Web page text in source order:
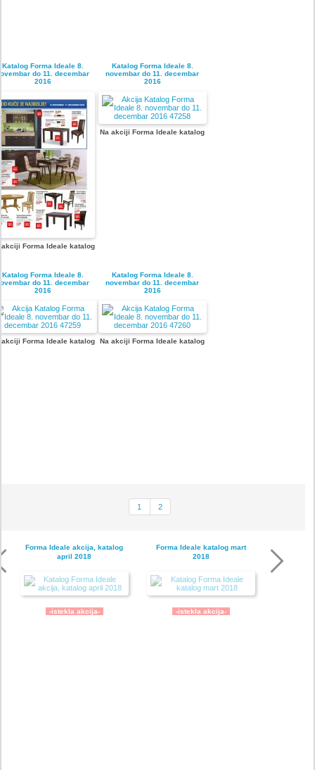
Katalog Forma Ideale 8.
do 11. decembar
2016
akciji Forma Ideale katalog
Katalog Forma Ideale 8.
novembar do 11. decembar
2016
Na akciji Forma Ideale katalog
Katalog Forma Ideale 8.
do 11. decembar
2016
akciji Forma Ideale katalog
Katalog Forma Ideale 8.
novembar do 11. decembar
2016
Na akciji Forma Ideale katalog
1 2
Forma Ideale akcija, katalog
april 2018
-istekla akcija-
Forma Ideale katalog mart
2018
-istekla akcija-